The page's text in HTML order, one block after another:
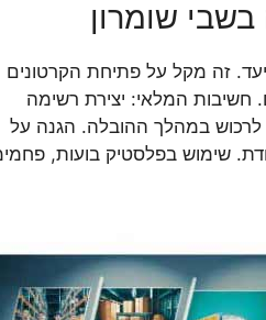
שומרון
זה מקל על פתיחת הקרטונים
חשיבות המלאי: יצירת רשימה
לרכוש במהלך ההובלה. הגנה על
שימוש בפלסטיק בועות,